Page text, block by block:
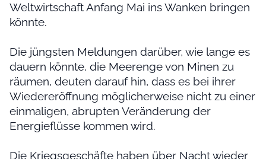
Weltwirtschaft Anfang Mai ins Wanken bringen
könnte.
Die jüngsten Meldungen darüber, wie lange es
dauern könnte, die Meerenge von Minen zu
räumen, deuten darauf hin, dass es bei ihrer
Wiedereröffnung möglicherweise nicht zu einer
einmaligen, abrupten Veränderung der
Energieflüsse kommen wird.
Die Kriegsgeschäfte haben über Nacht wieder